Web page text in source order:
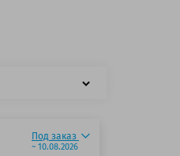
Под заказ
~ 10.08.2026